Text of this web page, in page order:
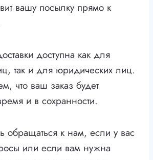
вашу посылку прямо к
доступна как для
так и для юридических лиц.
что ваш заказ будет
и в сохранности.
обращаться к нам, если у вас
или если вам нужна